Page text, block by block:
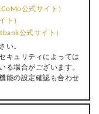
公式サイト）
ト）
公式サイト）
い。
キュリティによっては
る場合がございます。
能の設定確認も合わせ